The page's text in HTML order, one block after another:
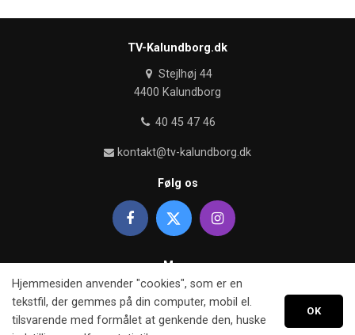
TV-Kalundborg.dk
Stejlhøj 44
4400 Kalundborg
40 45 47 46
kontakt@tv-kalundborg.dk
Følg os
Mere
Om TV kalundborg
Retningslinier
Hjemmesiden anvender "cookies", som er en
tekstfil, der gemmes på din computer, mobil el.
tilsvarende med formålet at genkende den, huske
OK